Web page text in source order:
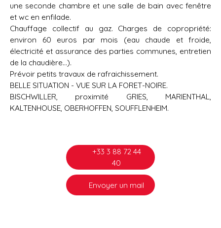
une seconde chambre et une salle de bain avec fenêtre
et wc en enfilade.
Chauffage collectif au gaz. Charges de copropriété:
environ 60 euros par mois (eau chaude et froide,
électricité et assurance des parties communes, entretien
de la chaudière...).
Prévoir petits travaux de rafraichissement.
BELLE SITUATION - VUE SUR LA FORET-NOIRE.
BISCHWILLER, proximité GRIES, MARIENTHAL,
KALTENHOUSE, OBERHOFFEN, SOUFFLENHEIM.
+33 3 88 72 44
40
Envoyer un mail